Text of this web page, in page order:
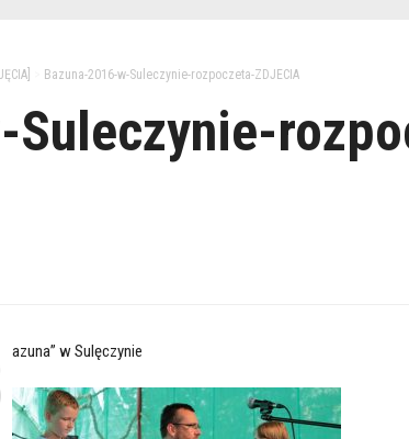
Bazuna-2016-w-Suleczynie-rozpoczeta-ZDJECIA
Suleczynie-
azuna” w Sulęczynie